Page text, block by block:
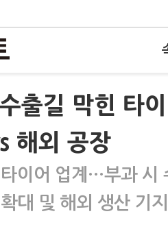
수출길 막힌 타
해외 공장
이어 업계…부과 시
대 및 해외 생산 기